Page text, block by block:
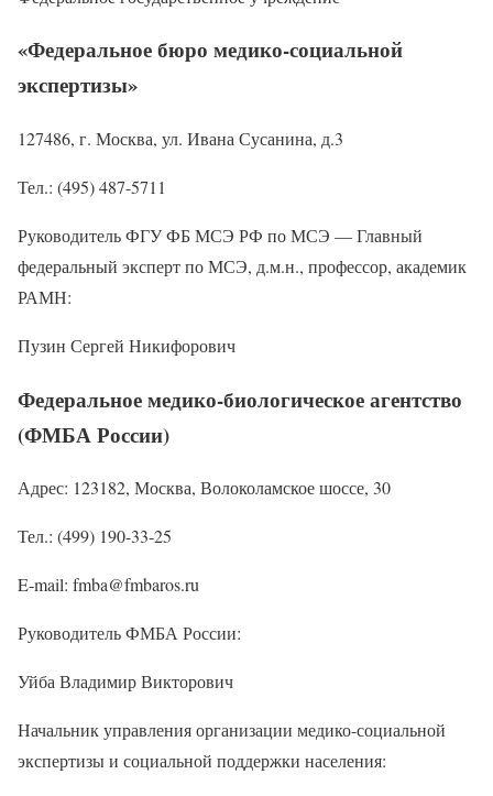
«Федеральное бюро медико-социальной
экспертизы»
127486, г. Москва, ул. Ивана Сусанина, д.3
Тел.: (495) 487-5711
Руководитель ФГУ ФБ МСЭ РФ по МСЭ — Главный
федеральный эксперт по МСЭ, д.м.н., профессор, академик
РАМН:
Пузин Сергей Никифорович
Федеральное медико-биологическое агентство
(ФМБА России)
Адрес: 123182, Москва, Волоколамское шоссе, 30
Тел.: (499) 190-33-25
E-mail: fmba@fmbaros.ru
Руководитель ФМБА России:
Уйба Владимир Викторович
Начальник управления организации медико-социальной
экспертизы и социальной поддержки населения: